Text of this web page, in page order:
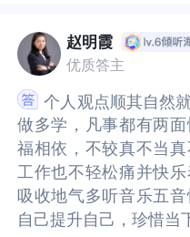
候。如果在你需要的
你所需要的帮助，那
父母，也没有完美的
亲。从行为的角度来
可以选择表达，表达
满，表达自己的需求
你有绝对表达的权力
而是在明白自己的需
你需要的时候，你的
帮助，那么我也需要
有完美的孩子。你也
的角度来说，除了选
达，表达自己的观点
的需求。也许需求不
的权力。这里的表达
己的需求之后，所发出
期待您的回复！
的回复！赵明霞
优质答主
个人观点顺其自然
做多学，凡事都有两
福相依，不较真不当
工作也不轻松痛并快
吸收地气多听音乐五
自己提升自己，珍惜当
个人观点顺其自然就好，随缘而为，静心少想多
做多学，凡事都有两
福相依，不较真不当
工作也不轻松痛并快
吸收地气多听音乐五
自己提升自己，珍惜当